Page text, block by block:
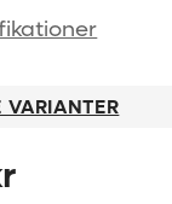
VARIANTER